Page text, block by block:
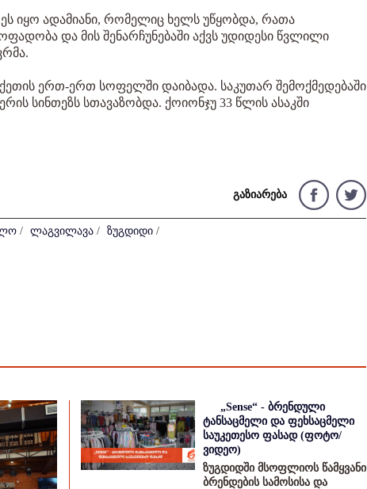
იყო ადამიანი, რომელიც ხელს უწყობდა, რათა
და მის შენარჩუნებაში აქვს უდიდესი წვლილი
ერთ-ერთ სოფელში დაიბადა. საკუთარ შემოქმედებაში
სინთეზს სთავაზობდა. ქოიონჯუ 33 წლის ასაკში
გაზიარება
/ ლაგვილავა / ზუგდიდი /
„Sense“ - ბრენდული
ტანსაცმელი და ფეხსაცმელი
საუკეთესო ფასად (ფოტო/
ვიდეო)
ზუგდიდში მსოფლიოს წამყვანი
ბრენდების სამოსისა და